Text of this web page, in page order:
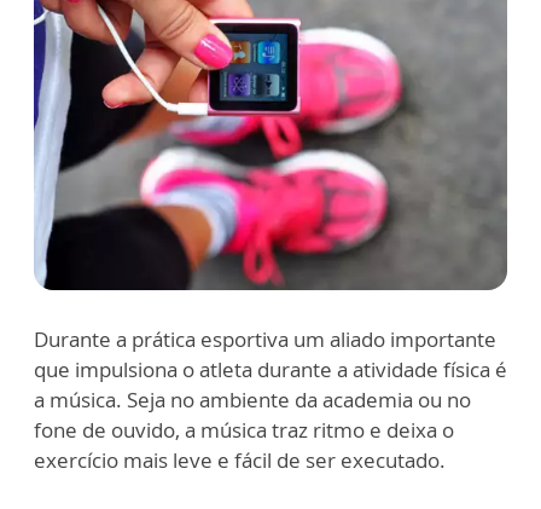
Durante a prática esportiva um aliado importante
que impulsiona o atleta durante a atividade física é
a música. Seja no ambiente da academia ou no
fone de ouvido, a música traz ritmo e deixa o
exercício mais leve e fácil de ser executado.